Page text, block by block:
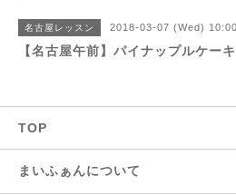
名古屋レッスン 2018-03-07 (Wed)
【名古屋午前】パイナップルケ
TOP
まいふぁんについて